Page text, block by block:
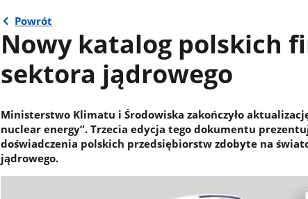
Powrót
Nowy katalog polskich
sektora jądrowego
Ministerstwo Klimatu i Środowiska zakończyło
nuclear energy”. Trzecia edycja tego dokumentu
doświadczenia polskich przedsiębiorstw zdobyte na
jądrowego.